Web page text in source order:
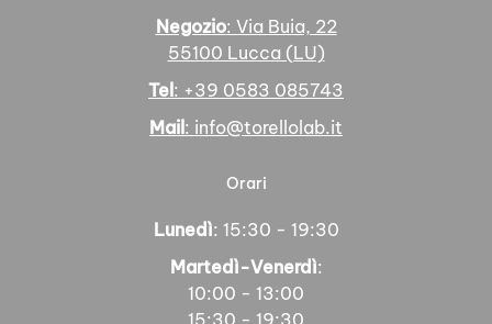
Negozio: Via Buia, 22
55100 Lucca (LU)
Tel: +39 0583 085743
Mail: info@torellolab.it
Orari
Lunedì: 15:30 - 19:30
Martedì-Venerdì:
10:00 - 13:00
15:30 - 19:30